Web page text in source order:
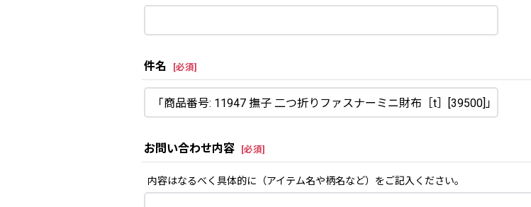
件名 [必須]
お問い合わせ内容 [必須]
内容はなるべく具体的に（アイテム名や柄名など）をご記入ください。